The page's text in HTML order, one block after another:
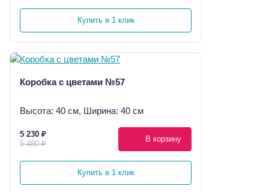
Купить в 1 клик
Коробка с цветами №57
Высота: 40 см, Ширина: 40 см
5 230 ₽
5 480 ₽
В корзину
Купить в 1 клик